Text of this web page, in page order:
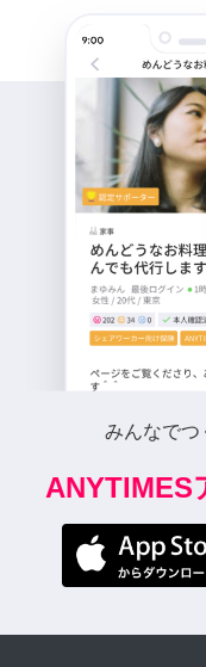
みんなでつ
ANYTIMES